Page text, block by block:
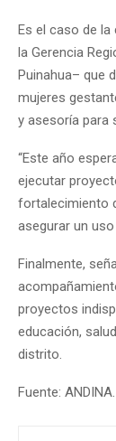
Es el caso de la
la Gerencia
Puinahua– que
mujeres
y asesoría para
“Este año
ejecutar
fortalecimiento
asegurar un
Finalmente,
proyectos
educación,
distrito.
Fuente: ANDINA.